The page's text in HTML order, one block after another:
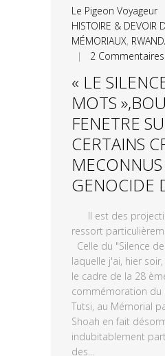
Le Pigeon Voyageur
HISTOIRE & DEVOIR
MÉMORIAUX,
| 2 Commentaires
« LE
MOTS
FENETRE
CERTAINS
GENOCIDE
Il est des
ressort
Celle du "Silence
laquelle j'ai, hier
le cadre de la 28
commémoration du
Tutsi, au Mémorial
Shoah en fait
indubitablement
des...